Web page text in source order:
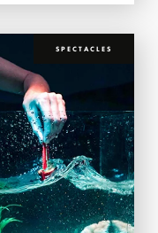
SPECTACLES